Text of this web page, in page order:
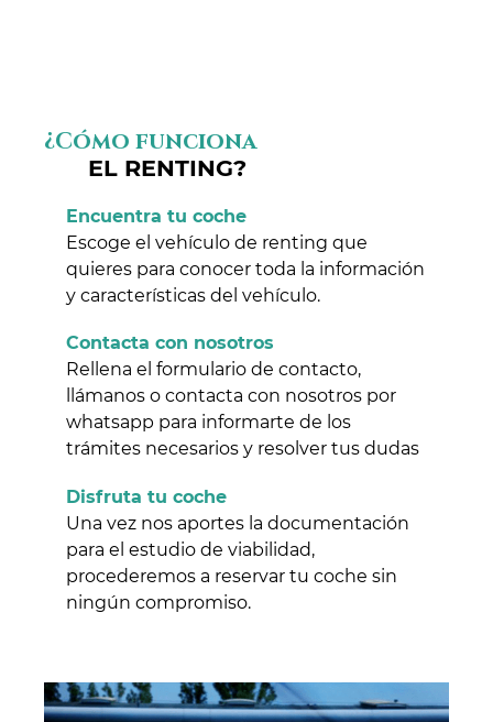
¿Cómo funciona
EL RENTING?
Encuentra tu coche
Escoge el vehículo de renting que
quieres para conocer toda la información
y características del vehículo.
Contacta con nosotros
Rellena el formulario de contacto,
llámanos o contacta con nosotros por
whatsapp para informarte de los
trámites necesarios y resolver tus dudas
Disfruta tu coche
Una vez nos aportes la documentación
para el estudio de viabilidad,
procederemos a reservar tu coche sin
ningún compromiso.